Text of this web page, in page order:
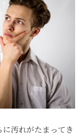
汚れがたまってき